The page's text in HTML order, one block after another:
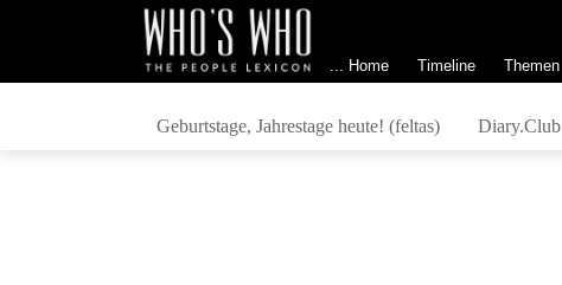
... Home Timeline Themen
Geburtstage, Jahrestage heute! (feltas) Diary.Club